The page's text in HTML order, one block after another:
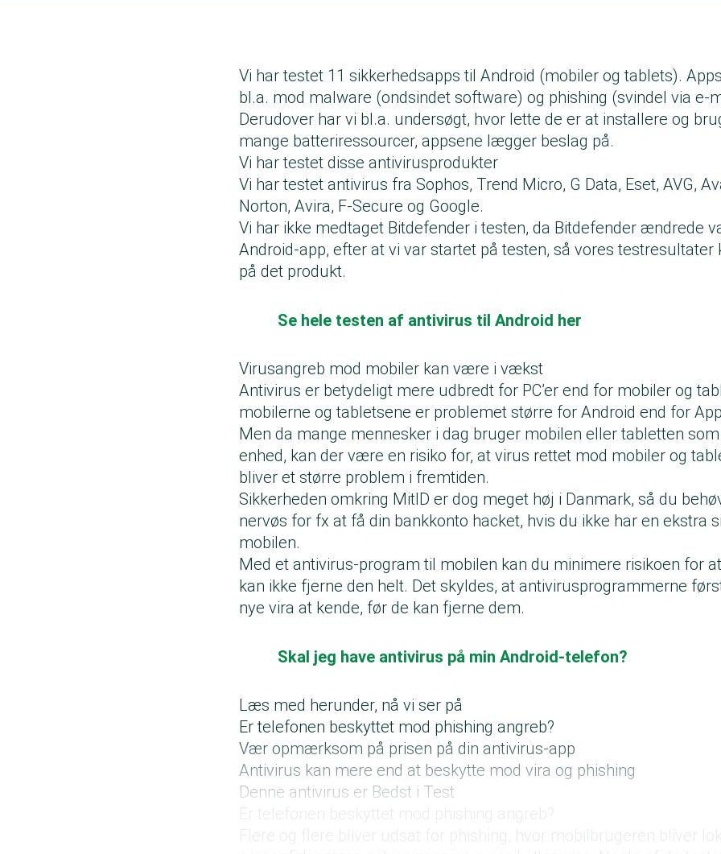
Vi har testet 11 sikkerhedsapps til Android (mobiler og tablets).
bl.a. mod malware (ondsindet software) og phishing (svindel via e-
Derudover har vi bl.a. undersøgt, hvor lette de er at installere og
mange batteriressourcer, appsene lægger beslag på.
Vi har testet disse antivirusprodukter
Vi har testet antivirus fra Sophos, Trend Micro, G Data, Eset, AVG,
Norton, Avira, F-Secure og Google.
Vi har ikke medtaget Bitdefender i testen, da Bitdefender ændrede
Android-app, efter at vi var startet på testen, så vores testresultater
på det produkt.
Se hele testen af antivirus til Android her
Virusangreb mod mobiler kan være i vækst
Antivirus er betydeligt mere udbredt for PC’er end for mobiler og
mobilerne og tabletsene er problemet større for Android end for
Men da mange mennesker i dag bruger mobilen eller tabletten
enhed, kan der være en risiko for, at virus rettet mod mobiler og
bliver et større problem i fremtiden.
Sikkerheden omkring MitID er dog meget høj i Danmark, så du
nervøs for fx at få din bankkonto hacket, hvis du ikke har en ekstra
mobilen.
Med et antivirus-program til mobilen kan du minimere risikoen for
kan ikke fjerne den helt. Det skyldes, at antivirusprogrammerne
nye vira at kende, før de kan fjerne dem.
Skal jeg have antivirus på min Android-telefon?
Læs med herunder, nå vi ser på
Er telefonen beskyttet mod phishing angreb?
Vær opmærksom på prisen på din antivirus-app
Antivirus kan mere end at beskytte mod vira og phishing
Denne antivirus er Bedst i Test
Flere og flere bliver udsat for phishing, hvor mobilbrugeren bliver